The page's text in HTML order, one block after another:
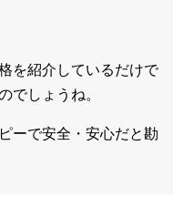
を紹介しているだけで
でしょうね。
ーで安全・安心だと勘